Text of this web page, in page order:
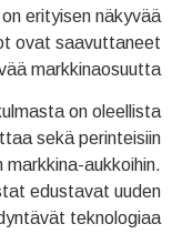
erityisen näkyvää
ovat saavuttaneet
markkinaosuutta.
on oleellista
sekä perinteisiin
markkina-aukkoihin.
edustavat uuden
teknologiaa